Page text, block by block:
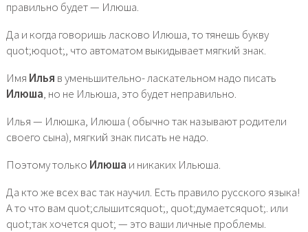
правильно будет — Илюша.
Да и когда говоришь ласково Илюша, то тянешь букву
quot;юquot;, что автоматом выкидывает мягкий знак.
Имя Илья в уменьшительно- ласкательном надо писать
Илюша, но не Ильюша, это будет неправильно.
Илья — Илюшка, Илюша ( обычно так называют родители
своего сына), мягкий знак писать не надо.
Поэтому только Илюша и никаких Ильюша.
Да кто же всех вас так научил. Есть правило русского языка!
А то что вам quot;слышитсяquot;, quot;думаетсяquot;. или
quot;так хочется quot; — это ваши личные проблемы.